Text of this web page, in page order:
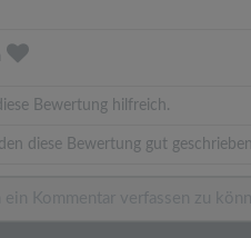
Bewertung hilfreich.
diese Bewertung gut